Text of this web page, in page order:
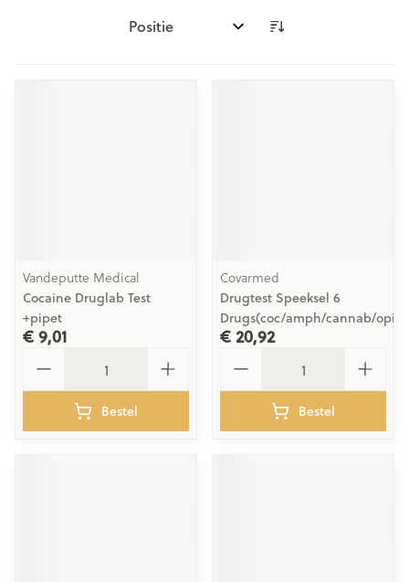
Sorteer op:
Vandeputte Medical
Cocaine Druglab Test
+pipet
€ 9,01
Bestel
Covarmed
Drugtest Speeksel 6
Drugs(coc/amph/cannab/
€ 20,92
Bestel